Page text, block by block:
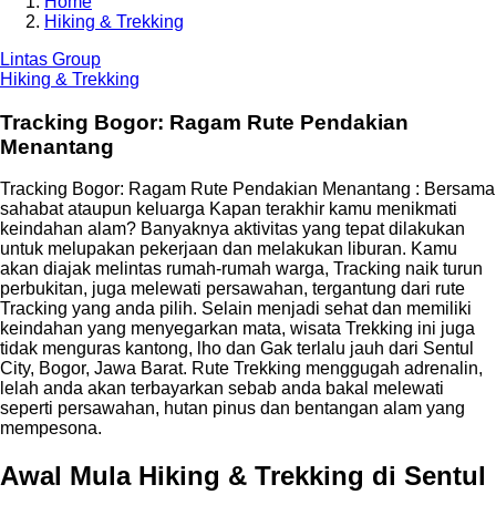
Hiking & Trekking
Lintas Group
Hiking & Trekking
Tracking Bogor: Ragam Rute Pendakian
Menantang
Tracking Bogor: Ragam Rute Pendakian Menantang : Bersama
sahabat ataupun keluarga Kapan terakhir kamu menikmati
keindahan alam? Banyaknya aktivitas yang tepat dilakukan
untuk melupakan pekerjaan dan melakukan liburan. Kamu
akan diajak melintas rumah-rumah warga, Tracking naik turun
perbukitan, juga melewati persawahan, tergantung dari rute
Tracking yang anda pilih. Selain menjadi sehat dan memiliki
keindahan yang menyegarkan mata, wisata Trekking ini juga
tidak menguras kantong, lho dan Gak terlalu jauh dari Sentul
City, Bogor, Jawa Barat. Rute Trekking menggugah adrenalin,
lelah anda akan terbayarkan sebab anda bakal melewati
seperti persawahan, hutan pinus dan bentangan alam yang
mempesona.
Awal Mula Hiking & Trekking di Sentul